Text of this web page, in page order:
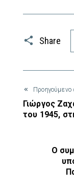
Share
Προηγούμενο
Γιώργος
του 1945,
Ο